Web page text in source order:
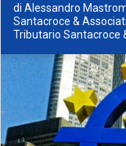
di Alessandro
Santacroce &
Tributario Santacroce